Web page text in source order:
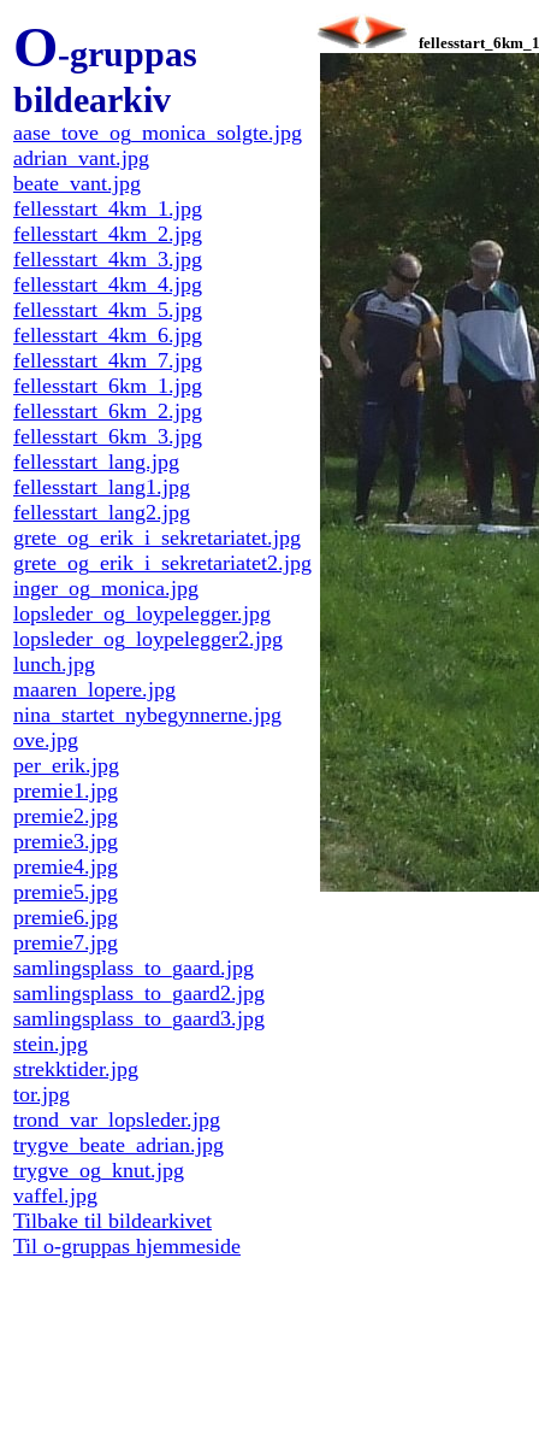
O-gruppas
bildearkiv
aase_tove_og_monica_solgte.jpg
adrian_vant.jpg
beate_vant.jpg
fellesstart_4km_1.jpg
fellesstart_4km_2.jpg
fellesstart_4km_3.jpg
fellesstart_4km_4.jpg
fellesstart_4km_5.jpg
fellesstart_4km_6.jpg
fellesstart_4km_7.jpg
fellesstart_6km_1.jpg
fellesstart_6km_2.jpg
fellesstart_6km_3.jpg
fellesstart_lang.jpg
fellesstart_lang1.jpg
fellesstart_lang2.jpg
grete_og_erik_i_sekretariatet.jpg
grete_og_erik_i_sekretariatet2.jpg
inger_og_monica.jpg
lopsleder_og_loypelegger.jpg
lopsleder_og_loypelegger2.jpg
lunch.jpg
maaren_lopere.jpg
nina_startet_nybegynnerne.jpg
ove.jpg
per_erik.jpg
premie1.jpg
premie2.jpg
premie3.jpg
premie4.jpg
premie5.jpg
premie6.jpg
premie7.jpg
samlingsplass_to_gaard.jpg
samlingsplass_to_gaard2.jpg
samlingsplass_to_gaard3.jpg
stein.jpg
strekktider.jpg
tor.jpg
trond_var_lopsleder.jpg
trygve_beate_adrian.jpg
trygve_og_knut.jpg
vaffel.jpg
Tilbake til bildearkivet
Til o-gruppas hjemmeside